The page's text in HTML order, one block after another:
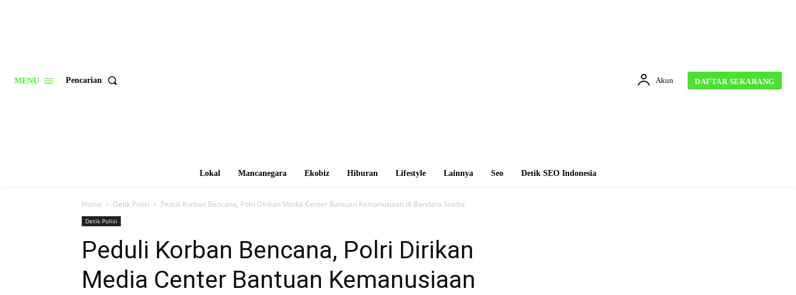
MENU Pencarian Akun DAFTAR SEKARANG
Lokal Mancanegara Ekobiz Hiburan Lifestyle Lainnya Seo Detik SEO Indonesia
Home Detik Polisi Peduli Korban Bencana, Polri Dirikan Media Center Bantuan Kemanusiaan di Bandara Soetta
Detik Polisi
Peduli Korban Bencana, Polri Dirikan
Media Center Bantuan Kemanusiaan